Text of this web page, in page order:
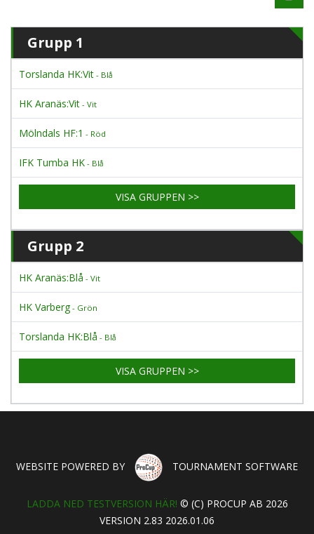
Grupp 1
Torslanda HK:Vit - Blå
HK Aranäs:Vit - Vit
Mölndals HF:1 - Röd
IFK Tumba HK - Blå
VISA GRUPPEN >>
Grupp 2
HK Aranäs:Blå - Vit
HK Varberg - Grön
Torslanda HK:Blå - Blå
VISA GRUPPEN >>
WEBSITE POWERED BY TOURNAMENT SOFTWARE
LADDA NED TESTVERSION HÄR! © (C) PROCUP AB 2026
VERSION 2.83 2026.01.06